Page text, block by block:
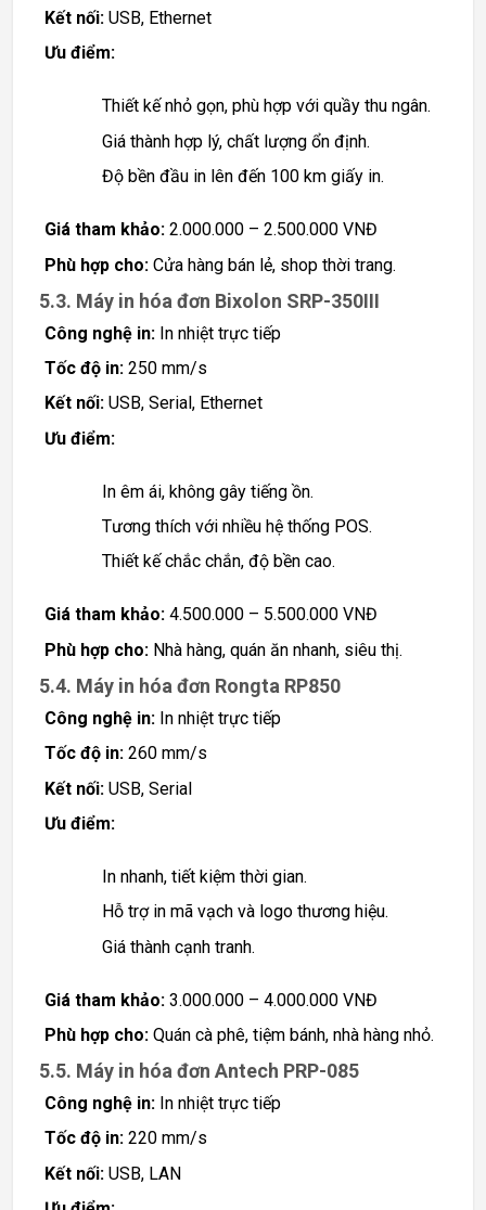
Kết nối:USB, Ethernet
Ưu điểm:
Thiết kế nhỏ gọn, phù hợp với quầy thu ngân.
Giá thành hợp lý, chất lượng ổn định.
Độ bền đầu in lên đến 100 km giấy in.
Giá tham khảo:2.000.000 – 2.500.000 VNĐ
Phù hợp cho:Cửa hàng bán lẻ, shop thời trang.
5.3. Máy in hóa đơn Bixolon SRP-350III
Công nghệ in:In nhiệt trực tiếp
Tốc độ in:250 mm/s
Kết nối:USB, Serial, Ethernet
Ưu điểm:
In êm ái, không gây tiếng ồn.
Tương thích với nhiều hệ thống POS.
Thiết kế chắc chắn, độ bền cao.
Giá tham khảo:4.500.000 – 5.500.000 VNĐ
Phù hợp cho:Nhà hàng, quán ăn nhanh, siêu thị.
5.4. Máy in hóa đơn Rongta RP850
Công nghệ in:In nhiệt trực tiếp
Tốc độ in:260 mm/s
Kết nối:USB, Serial
Ưu điểm:
In nhanh, tiết kiệm thời gian.
Hỗ trợ in mã vạch và logo thương hiệu.
Giá thành cạnh tranh.
Giá tham khảo:3.000.000 – 4.000.000 VNĐ
Phù hợp cho:Quán cà phê, tiệm bánh, nhà hàng nhỏ.
5.5. Máy in hóa đơn Antech PRP-085
Công nghệ in:In nhiệt trực tiếp
Tốc độ in:220 mm/s
Kết nối:USB, LAN